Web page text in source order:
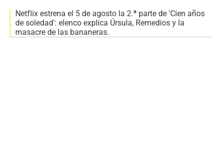
Netflix estrena el 5 de agosto la 2.ª parte de 'Cien años
de soledad': elenco explica Úrsula, Remedios y la
masacre de las bananeras.